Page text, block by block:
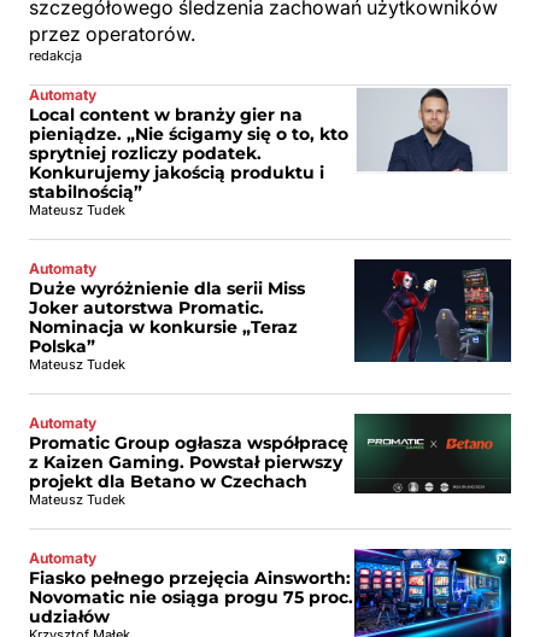
szczegółowego śledzenia zachowań użytkowników
przez operatorów.
redakcja
Automaty
Local content w branży gier na
pieniądze. „Nie ścigamy się o to, kto
sprytniej rozliczy podatek.
Konkurujemy jakością produktu i
stabilnością”
Mateusz Tudek
Automaty
Duże wyróżnienie dla serii Miss
Joker autorstwa Promatic.
Nominacja w konkursie „Teraz
Polska”
Mateusz Tudek
Automaty
Promatic Group ogłasza współpracę
z Kaizen Gaming. Powstał pierwszy
projekt dla Betano w Czechach
Mateusz Tudek
Automaty
Fiasko pełnego przejęcia Ainsworth:
Novomatic nie osiąga progu 75 proc.
udziałów